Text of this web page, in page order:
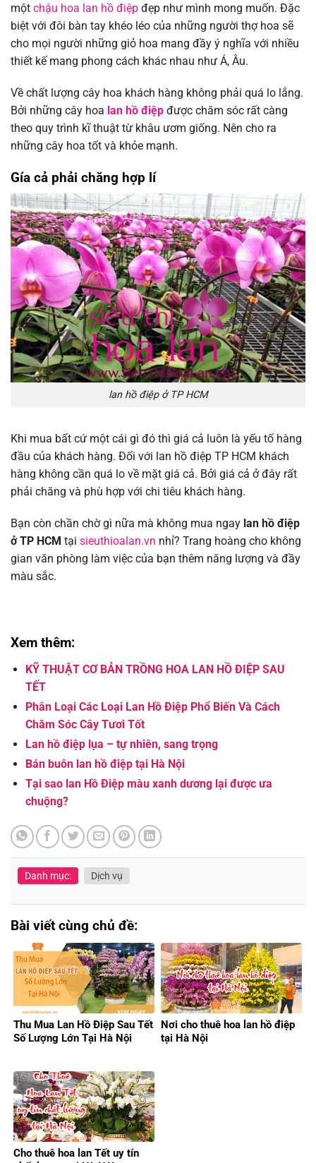
một chậu hoa lan hồ điệp đẹp như mình mong muốn. Đặc
biệt với đôi bàn tay khéo léo của những người thợ hoa sẽ
cho mọi người những giỏ hoa mang đầy ý nghĩa với nhiều
thiết kế mang phong cách khác nhau như Á, Âu.
Về chất lượng cây hoa khách hàng không phải quá lo lắng.
Bởi những cây hoa lan hồ điệp được chăm sóc rất càng
theo quy trình kĩ thuật từ khâu ươm giống. Nên cho ra
những cây hoa tốt và khỏe mạnh.
Gía cả phải chăng hợp lí
lan hồ điệp ở TP HCM
Khi mua bất cứ một cái gì đó thì giá cả luôn là yếu tố hàng
đầu của khách hàng. Đối với lan hồ điệp TP HCM khách
hàng không cần quá lo về mặt giá cả. Bởi giá cả ở đây rất
phải chăng và phù hợp với chi tiêu khách hàng.
Bạn còn chần chờ gì nữa mà không mua ngay lan hồ điệp
ở TP HCM tại sieuthioalan.vn nhỉ? Trang hoàng cho không
gian văn phòng làm việc của bạn thêm năng lượng và đầy
màu sắc.
Xem thêm:
KỸ THUẬT CƠ BẢN TRỒNG HOA LAN HỒ ĐIỆP SAU
TẾT
Phân Loại Các Loại Lan Hồ Điệp Phổ Biến Và Cách
Chăm Sóc Cây Tươi Tốt
Lan hồ điệp lụa – tự nhiên, sang trọng
Bán buôn lan hồ điệp tại Hà Nội
Tại sao lan Hồ Điệp màu xanh dương lại được ưa
chuộng?
Danh mục: Dịch vụ
Bài viết cùng chủ đề:
Thu Mua Lan Hồ Điệp Sau Tết
Số Lượng Lớn Tại Hà Nội
Nơi cho thuê hoa lan hồ điệp
tại Hà Nội
Cho thuê hoa lan Tết uy tín